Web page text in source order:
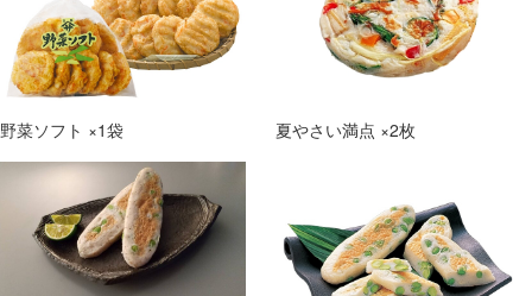
野菜ソフト ×1袋 夏やさい満点 ×2枚